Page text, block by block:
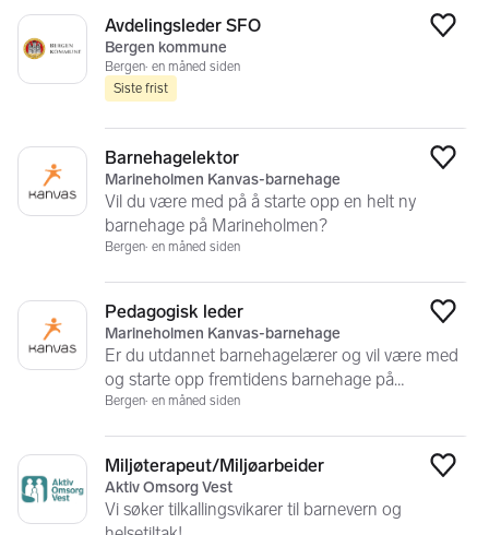
Avdelingsleder SFO
Bergen kommune
Bergen en måned siden
Siste frist
Barnehagelektor
Marineholmen Kanvas-barnehage
Vil du være med på å starte opp en helt ny
barnehage på Marineholmen?
Bergen en måned siden
Pedagogisk leder
Marineholmen Kanvas-barnehage
Er du utdannet barnehagelærer og vil være med
og starte opp fremtidens barnehage på
Marineholmen?
Bergen en måned siden
Miljøterapeut/Miljøarbeider
Aktiv Omsorg Vest
Vi søker tilkallingsvikarer til barnevern og